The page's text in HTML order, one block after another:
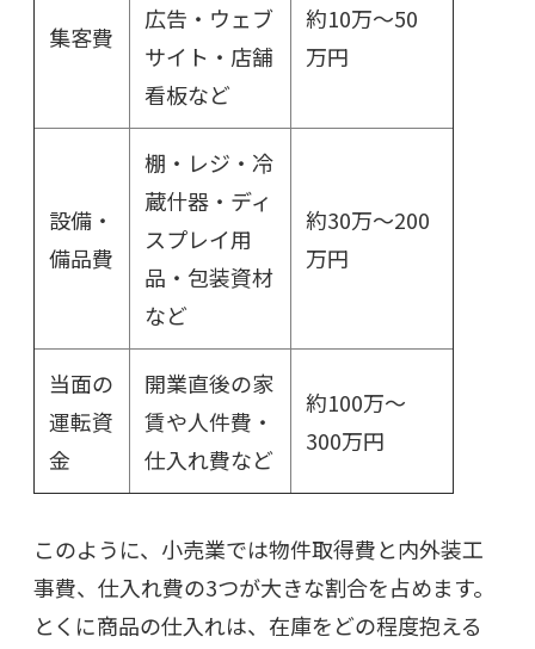
集客費
広告・ウェブ
サイト・店舗
看板など
約10万～50
万円
設備・
備品費
棚・レジ・冷
蔵什器・ディ
スプレイ用
品・包装資材
など
約30万～200
万円
当面の
運転資
金
開業直後の家
賃や人件費・
仕入れ費など
約100万～
300万円
このように、小売業では物件取得費と内外装工
事費、仕入れ費の3つが大きな割合を占めます。
とくに商品の仕入れは、在庫をどの程度抱える